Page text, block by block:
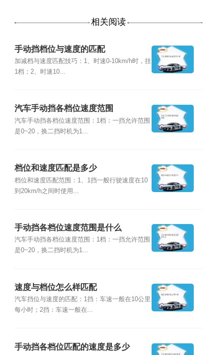
相关阅读
手动挡档位与速度的匹配
加减档与速度匹配技巧：1、时速0-10km/h时，挂
1档；2、时速10...
汽车手动挡各档位速度范围
汽车手动挡各档位速度范围：1档：一挡允许范围
是0~20，换二挡时机为1...
档位和速度匹配是多少
档位和速度匹配范围：1、1挡一般行驶速度在10
到20km/h之间时使用...
手动挡各档位速度范围是什么
汽车手动挡各档位速度范围：1档：一挡允许范围
是0~20，换二挡时机为1...
速度与档位怎么样匹配
汽车挡位与速度的匹配：1挡：车速一般在10公里
每小时；2挡：车速一般在...
手动挡各档位匹配的速度是多少